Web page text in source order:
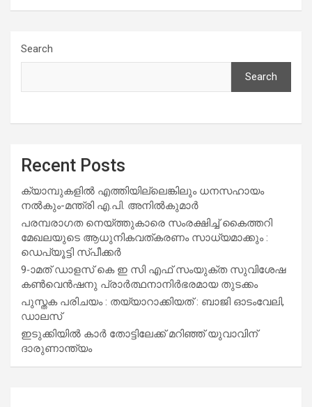
Search
Search
Recent Posts
ക്യാമ്പുകളിൽ എത്തിയില്ലെങ്കിലും ധനസഹായം
നൽകും-മന്ത്രി എ.പി. അനിൽകുമാർ
പരമ്പരാഗത നെയ്ത്തുകാരെ സംരക്ഷിച്ച് കൈത്തറി
മേഖലയുടെ ആധുനികവത്കരണം സാധ്യമാക്കും :
ഡെപ്യൂട്ടി സ്പീക്കർ
9-ാമത് ഡാളസ് കെ ഇ സി എഫ് സംയുക്ത സുവിശേഷ
കൺവെൻഷനു പ്രാർത്ഥനാനിർഭരമായ തുടക്കം
പുസ്തക പരിചയം : തയ്യാറാക്കിയത് : ബാജി ഓടംവേലി,
ഡാലസ്
ഇടുക്കിയിൽ കാർ തോട്ടിലേക്ക് മറിഞ്ഞ് യുവാവിന്
ദാരുണാന്ത്യം